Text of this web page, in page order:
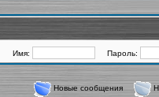
Имя: Пароль:
Новые сообщения